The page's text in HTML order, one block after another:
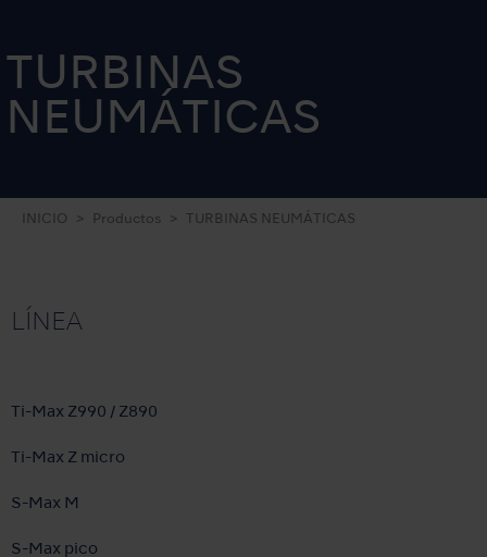
TURBINAS
NEUMÁTICAS
INICIO Productos TURBINAS NEUMÁTICAS
LÍNEA
Ti-Max Z990 / Z890
Ti-Max Z micro
S-Max M
S-Max pico